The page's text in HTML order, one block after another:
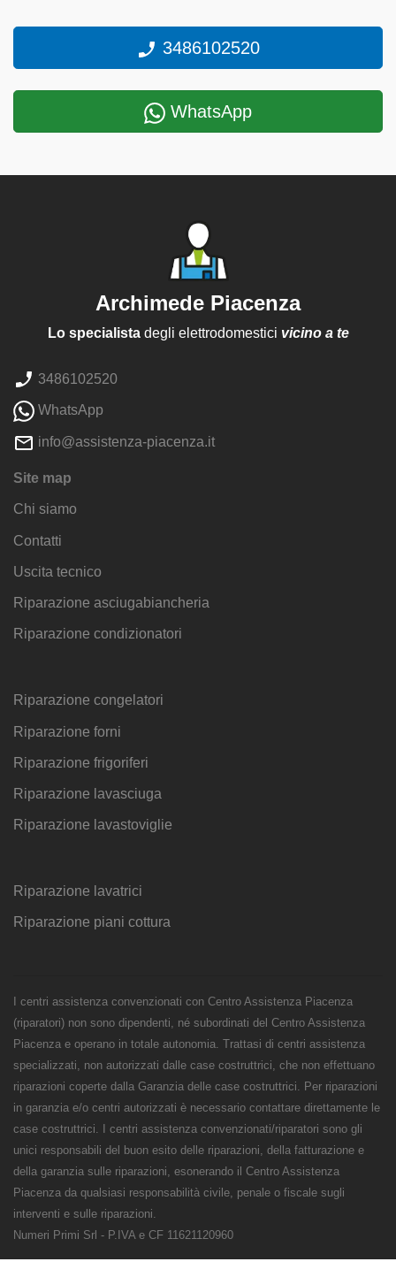
3486102520
WhatsApp
Archimede Piacenza
Lo specialistadegli elettrodomestici vicino a te
3486102520
WhatsApp
info@assistenza-piacenza.it
Site map
Chi siamo
Contatti
Uscita tecnico
Riparazione asciugabiancheria
Riparazione condizionatori
Riparazione congelatori
Riparazione forni
Riparazione frigoriferi
Riparazione lavasciuga
Riparazione lavastoviglie
Riparazione lavatrici
Riparazione piani cottura
I centri assistenza convenzionati con Centro Assistenza Piacenza
(riparatori) non sono dipendenti, né subordinati del Centro Assistenza
Piacenza e operano in totale autonomia. Trattasi di centri assistenza
specializzati, non autorizzati dalle case costruttrici, che non effettuano
riparazioni coperte dalla Garanzia delle case costruttrici. Per riparazioni
in garanzia e/o centri autorizzati è necessario contattare direttamente le
case costruttrici. I centri assistenza convenzionati/riparatori sono gli
unici responsabili del buon esito delle riparazioni, della fatturazione e
della garanzia sulle riparazioni, esonerando il Centro Assistenza
Piacenza da qualsiasi responsabilità civile, penale o fiscale sugli
interventi e sulle riparazioni.
Numeri Primi Srl - P.IVA e CF 11621120960